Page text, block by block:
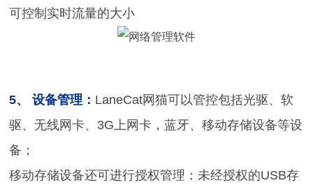
可控制实时流量的大小
5、 设备管理： LaneCat网猫可以管控包括光驱、软
驱、无线网卡、3G上网卡，蓝牙、移动存储设备等设
备；
移动存储设备还可进行授权管理：未经授权的USB存